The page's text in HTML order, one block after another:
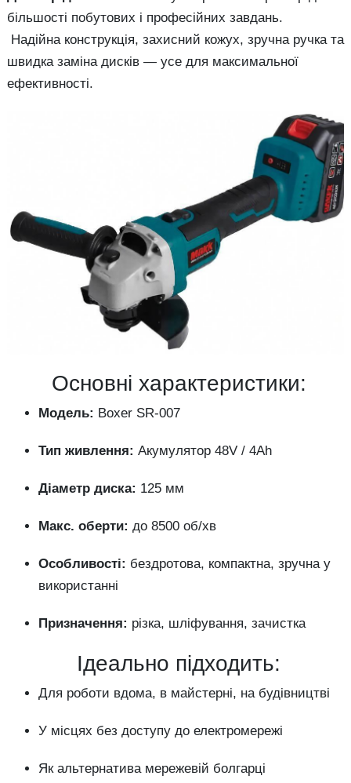
більшості побутових і професійних завдань.
Надійна конструкція, захисний кожух, зручна ручка та
швидка заміна дисків — усе для максимальної
ефективності.
Основні характеристики:
Модель: Boxer SR-007
Тип живлення: Акумулятор 48V / 4Ah
Діаметр диска: 125 мм
Макс. оберти: до 8500 об/хв
Особливості: бездротова, компактна, зручна у
використанні
Призначення: різка, шліфування, зачистка
Ідеально підходить:
Для роботи вдома, в майстерні, на будівництві
У місцях без доступу до електромережі
Як альтернатива мережевій болгарці